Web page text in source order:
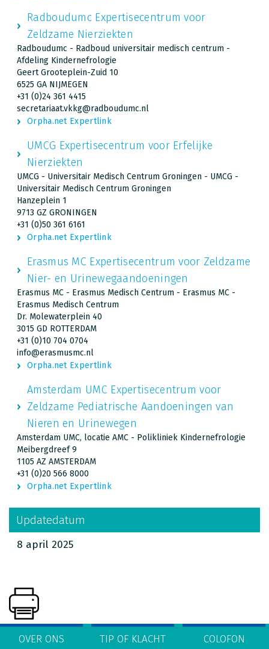
Radboudumc Expertisecentrum voor
Zeldzame Nierziekten
Radboudumc - Radboud universitair medisch centrum -
Afdeling Kindernefrologie
Geert Grooteplein-Zuid 10
6525 GA NIJMEGEN
+31 (0)24 361 4415
secretariaat.vkkg@radboudumc.nl
Orpha.net Expertlink
UMCG Expertisecentrum voor Erfelijke
Nierziekten
UMCG - Universitair Medisch Centrum Groningen - UMCG -
Universitair Medisch Centrum Groningen
Hanzeplein 1
9713 GZ GRONINGEN
+31 (0)50 361 6161
Orpha.net Expertlink
Erasmus MC Expertisecentrum voor Zeldzame
Nier- en Urinewegaandoeningen
Erasmus MC - Erasmus Medisch Centrum - Erasmus MC -
Erasmus Medisch Centrum
Dr. Molewaterplein 40
3015 GD ROTTERDAM
+31 (0)10 704 0704
info@erasmusmc.nl
Orpha.net Expertlink
Amsterdam UMC Expertisecentrum voor
Zeldzame Pediatrische Aandoeningen van
Nieren en Urinewegen
Amsterdam UMC, locatie AMC - Polikliniek Kindernefrologie
Meibergdreef 9
1105 AZ AMSTERDAM
+31 (0)20 566 8000
Orpha.net Expertlink
Updatedatum
8 april 2025
OVER ONS TIP OF KLACHT COLOFON